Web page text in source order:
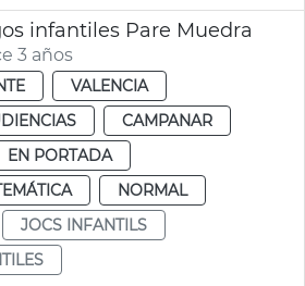
infantiles Pare Muedra
3 años
VALENCIA
CAMPANAR
EN PORTADA
NORMAL
JOCS INFANTILS